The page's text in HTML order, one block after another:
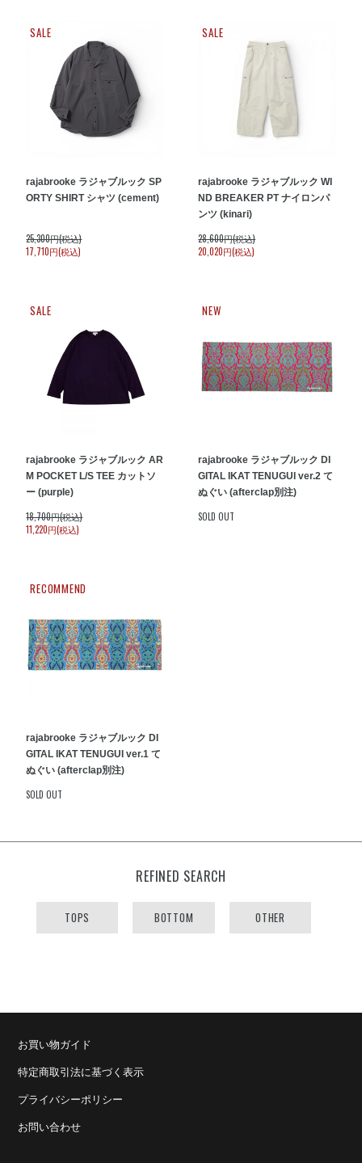
SALE
rajabrooke ラジャブルック SP
ORTY SHIRT シャツ (cement)
25,300円(税込)
17,710円(税込)
SALE
rajabrooke ラジャブルック WI
ND BREAKER PT ナイロンパ
ンツ (kinari)
28,600円(税込)
20,020円(税込)
SALE
rajabrooke ラジャブルック AR
M POCKET L/S TEE カットソ
ー (purple)
18,700円(税込)
11,220円(税込)
NEW
rajabrooke ラジャブルック DI
GITAL IKAT TENUGUI ver.2 て
ぬぐい (afterclap別注)
SOLD OUT
RECOMMEND
rajabrooke ラジャブルック DI
GITAL IKAT TENUGUI ver.1 て
ぬぐい (afterclap別注)
SOLD OUT
REFINED SEARCH
TOPS BOTTOM OTHER
お買い物ガイド
特定商取引法に基づく表示
プライバシーポリシー
お問い合わせ